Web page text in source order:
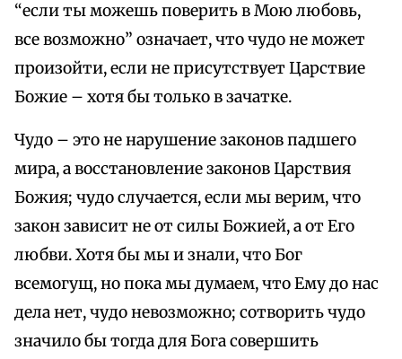
“если ты можешь поверить в Мою любовь,
все возможно” означает, что чудо не может
произойти, если не присутствует Царствие
Божие – хотя бы только в зачатке.
Чудо – это не нарушение законов падшего
мира, а восстановление законов Царствия
Божия; чудо случается, если мы верим, что
закон зависит не от силы Божией, а от Его
любви. Хотя бы мы и знали, что Бог
всемогущ, но пока мы думаем, что Ему до нас
дела нет, чудо невозможно; сотворить чудо
значило бы тогда для Бога совершить